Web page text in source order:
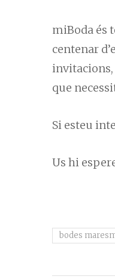
miBoda és
centenar
que
Si esteu
Us hi
bodes